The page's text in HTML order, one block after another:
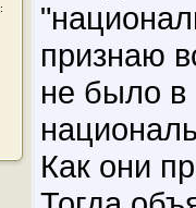
признаю
не было
Как они